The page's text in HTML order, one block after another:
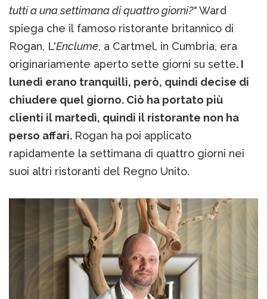
tutti a una settimana di quattro giorni?"Ward
spiega che il famoso ristorante britannico di
Rogan, L'Enclume, a Cartmel, in Cumbria, era
originariamente aperto sette giorni su sette. I
lunedì erano tranquilli, però, quindi decise di
chiudere quel giorno. Ciò ha portato più
clienti il martedì, quindi il ristorante non ha
perso affari. Rogan ha poi applicato
rapidamente la settimana di quattro giorni nei
suoi altri ristoranti del Regno Unito.